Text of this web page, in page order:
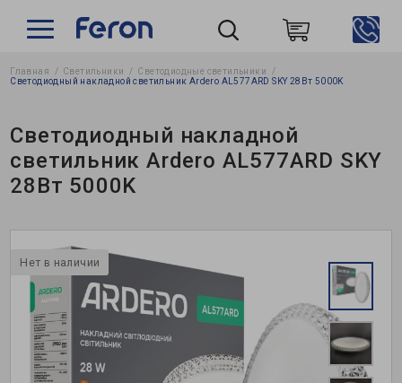
Пошук
Главная Светильники
Светодиодные светильники
Светодиодный накладной светильник Ardero AL577ARD SKY 28Вт 5000K
Светодиодный накладной
светильник Ardero AL577ARD SKY
28Вт 5000K
Нет в наличии